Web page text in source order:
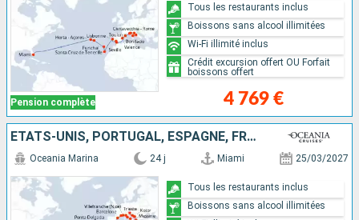
Pension complète 4 769 €
Tous les restaurants inclus
Boissons sans alcool illimitées
Wi-Fi illimité inclus
Crédit excursion offert OU Forfait
boissons offert
ÉTATS-UNIS, PORTUGAL, ESPAGNE, FRANCE, ITALIE, GRÈCE, MONTÉNÉGRO, CROATIE
Oceania Marina 24 j Miami 25/03/2027
Tous les restaurants inclus
Boissons sans alcool illimitées